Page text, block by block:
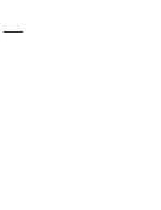
—